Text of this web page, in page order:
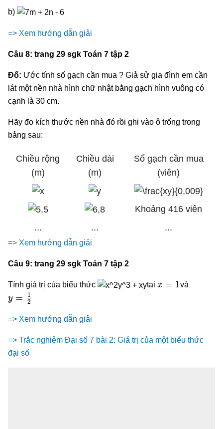
b)
=> Xem hướng dẫn giải
Câu 8: trang 29 sgk Toán 7 tập 2
Đố: Ước tính số gạch cần mua ? Giả sử gia đình em cần
lát một nền nhà hình chữ nhật bằng gạch hình vuông có
cạnh là 30 cm.
Hãy đo kích thước nền nhà đó rồi ghi vào ô trống trong
bảng sau:
Chiều rộng
(m)
Chiều dài
(m)
Số gạch cần mua
(viên)
Khoảng 416 viên
...
... ...
=> Xem hướng dẫn giải
Câu 9: trang 29 sgk Toán 7 tập 2
Tính giá trị của biểu thức tại và
2
=> Xem hướng dẫn giải
=> Trắc nghiệm Đại số 7 bài 2: Giá trị của một biểu thức
đại số